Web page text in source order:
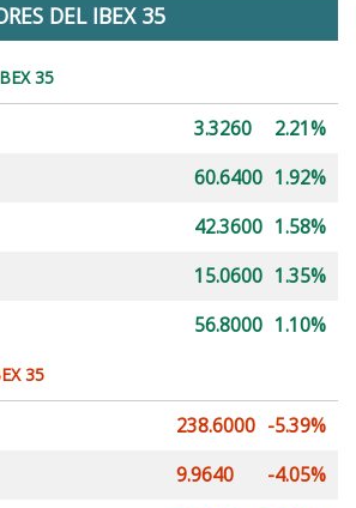
DEL IBEX 35
35
3.3260
2.21%
60.6400 1.92%
42.3600 1.58%
15.0600 1.35%
56.8000 1.10%
35
238.6000 -5.39%
9.9640
-4.05%